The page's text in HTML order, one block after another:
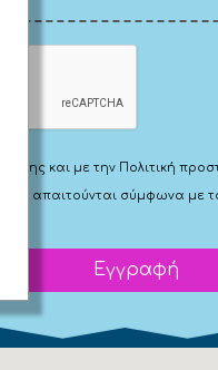
και με την Πολιτική
που απαιτούνται σύμφωνα με
Εγγραφή